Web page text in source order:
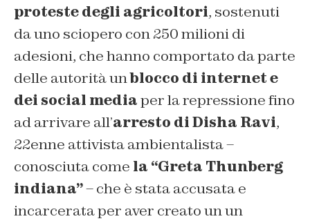
proteste degli agricoltori, sostenuti
da uno sciopero con 250 milioni di
adesioni, che hanno comportato da parte
delle autorità unblocco di internet e
dei social mediaper la repressione fino
ad arrivare all’arresto di Disha Ravi,
22enne attivista ambientalista –
conosciuta come la “Greta Thunberg
indiana”– che è stata accusata e
incarcerata per aver creato un un